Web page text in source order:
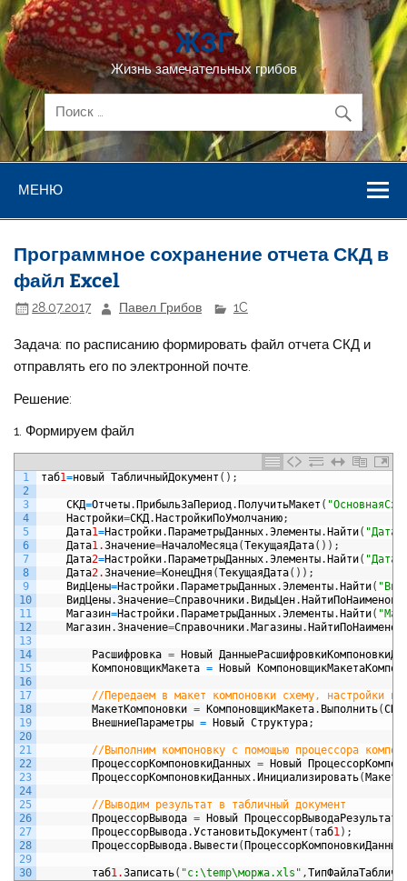
Перейти
к
содержимому
ЖЗГ
Жизнь замечательных грибов
МЕНЮ
Программное сохранение отчета СКД в
файл Excel
28.07.2017 Павел Грибов 1C
Задача: по расписанию формировать файл отчета СКД и
отправлять его по электронной почте.
Решение:
1. Формируем файл
1
2
3
4
5
6
7
8
9
10
11
12
13
14
15
16
17
18
19
20
21
22
23
24
25
26
27
28
29
30
таб1=новый ТабличныйДокумент ( ) ;
СКД=Отчеты. ПрибыльЗаПериод. ПолучитьМакет (
Настройки=СКД. НастройкиПоУмолчанию;
Дата1=Настройки. ПараметрыДанных.Элементы. Найти(
Дата1.Значение=НачалоМесяца(ТекущаяДата( ) ) ;
Дата2=Настройки. ПараметрыДанных.Элементы. Найти(
Дата2.Значение=КонецДня (ТекущаяДата( ) ) ;
ВидЦены=Настройки. ПараметрыДанных.Элементы. Найти(
ВидЦены.Значение=Справочники. ВидыЦен.
Магазин=Настройки. ПараметрыДанных.Элементы. Найти(
Магазин.Значение=Справочники. Магазины.
Расшифровка = Новый
КомпоновщикМакета = Новый
//Передаем в макет компоновки схему, настройки и
МакетКомпоновки = КомпоновщикМакета. Выполнить(СКД
ВнешниеПараметры = Новый Структура;
//Выполним компоновку с помощью процессора
ПроцессорКомпоновкиДанных = Новый
ПроцессорКомпоновкиДанных. Инициализировать(
//Выводим результат в табличный документ
ПроцессорВывода = Новый
ПроцессорВывода.УстановитьДокумент ( таб1) ;
ПроцессорВывода. Вывести( ПроцессорКомпоновкиДанных
таб1.Записать( "c:\temp\моржа.xls" ,